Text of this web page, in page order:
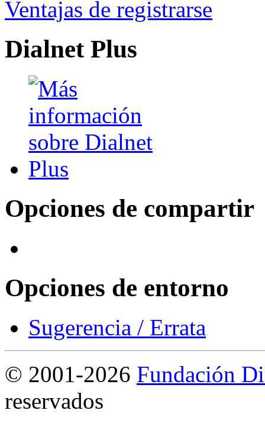
Ventajas de registrarse
Dialnet Plus
Opciones de compartir
Opciones de entorno
Sugerencia / Errata
© 2001-2026 Fundación
reservados